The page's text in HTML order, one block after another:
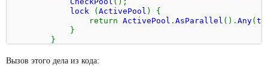
lock
( ActivePool ) {
return ActivePool . AsParallel (). Any( t
}
}
public static
Вызов этого дела из кода: